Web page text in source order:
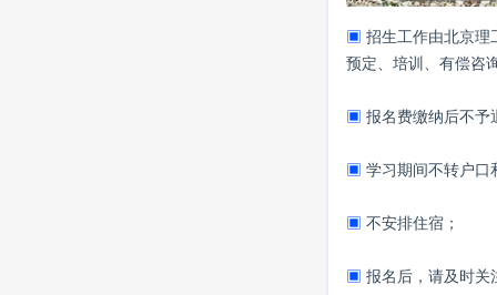
▣ 招生工作由北京理
预定、培训、有偿咨
▣ 报名费缴纳后不予
▣ 学习期间不转户口
▣ 不安排住宿；
▣ 报名后，请及时关